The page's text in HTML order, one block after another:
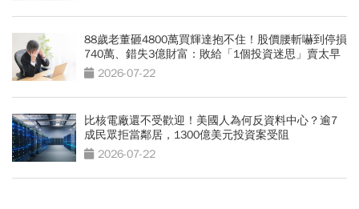
88歲老董砸4800萬買輝達抱不住！股價腰斬嚇到停損
740萬、錯失3億財富：敗給「1個投資迷思」賣太早
2026-07-22
比核電廠還不受歡迎！美國人為何反資料中心？逾7
成民眾拒當鄰居，1300億美元投資案受阻
2026-07-22